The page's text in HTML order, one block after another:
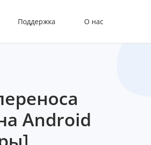
Поддержка О нас
Android